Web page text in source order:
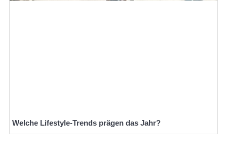
Welche Lifestyle-Trends prägen das Jahr?